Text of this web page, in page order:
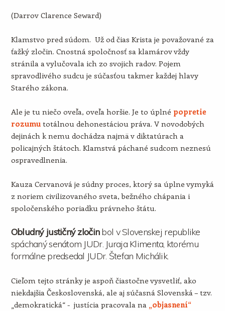
(Darrov Clarence Seward)
Klamstvo pred súdom. Už od čias Krista je považované za
ťažký zločin. Cnostná spoločnosť sa klamárov vždy
stránila a vylučovala ich zo svojich radov. Pojem
spravodlivého sudcu je súčasťou takmer každej hlavy
Starého zákona.
Ale je tu niečo oveľa, oveľa horšie. Je to úplné popretie
rozumutotálnou dehonestáciou práva. V novodobých
dejinách k nemu dochádza najmä v diktatúrach a
policajných štátoch. Klamstvá páchané sudcom neznesú
ospravedlnenia.
Kauza Cervanová je súdny proces, ktorý sa úplne vymyká
z noriem civilizovaného sveta, bežného chápania i
spoločenského poriadku právneho štátu.
Obludný justičný zločinbol v Slovenskej republike
spáchaný senátom JUDr. Juraja Klimenta, ktorému
formálne predsedal JUDr. Štefan Michálik.
Cieľom tejto stránky je aspoň čiastočne vysvetliť, ako
niekdajšia Československá, ale aj súčasná Slovenská – tzv.
„demokratická“ - justícia pracovala na „objasnení“